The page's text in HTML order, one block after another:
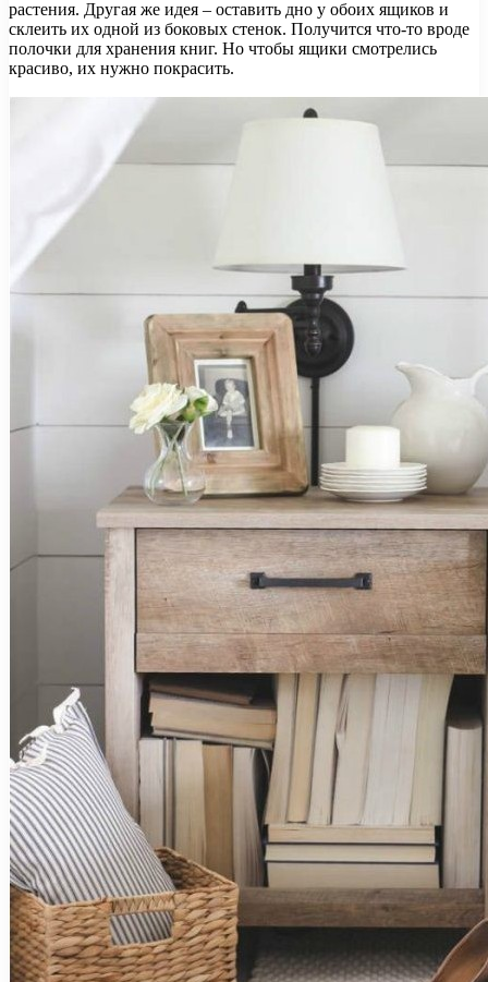
растения. Другая же идея – оставить дно у обоих ящиков и
склеить их одной из боковых стенок. Получится что-то вроде
полочки для хранения книг. Но чтобы ящики смотрелись
красиво, их нужно покрасить.